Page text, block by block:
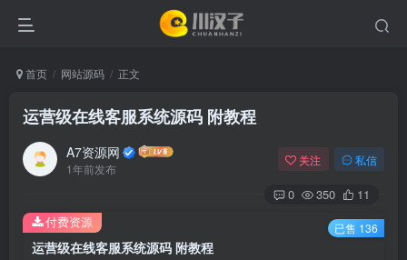
首页 网站源码 正文
运营级在线客服系统源码 附教程
A7资源网
1年前发布
关注 私信
0 350 11
运营级在线客服系统源码 附教程
付费资源 已售 136